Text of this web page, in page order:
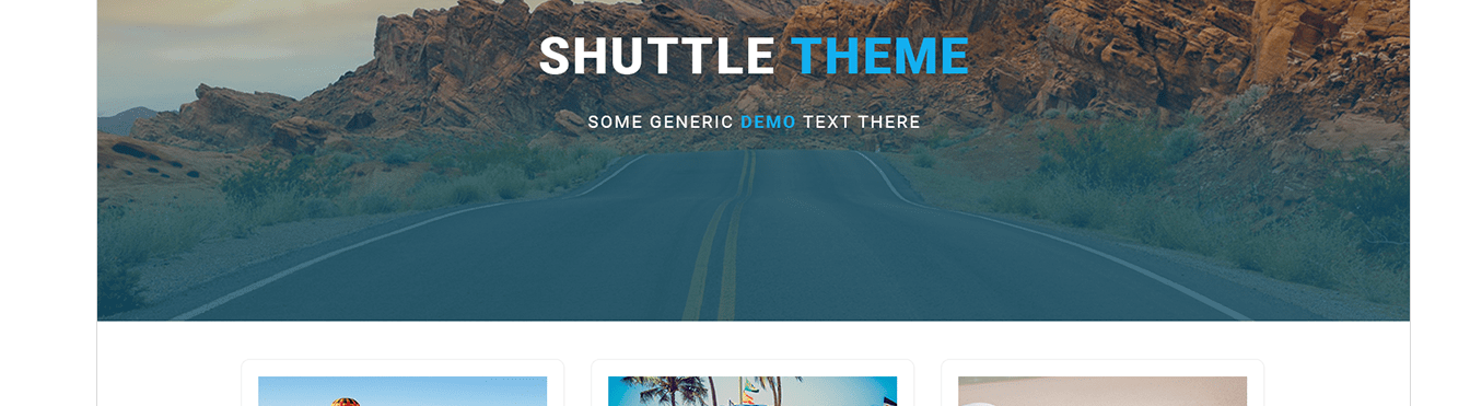
Verze PHP
5.6
Domovská stránka šablony